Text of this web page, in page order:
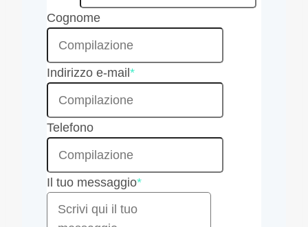
Cognome
Indirizzo e-mail *
Telefono
Il tuo messaggio*